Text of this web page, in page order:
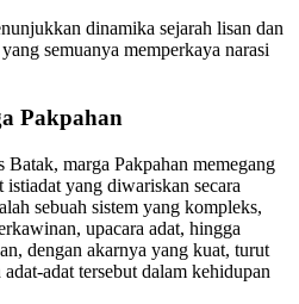
dinamika sejarah lisan dan
semuanya memperkaya narasi
Pakpahan
Batak, marga Pakpahan memegang
yang diwariskan secara
sebuah sistem yang kompleks,
upacara adat, hingga
dengan akarnya yang kuat, turut
adat tersebut dalam kehidupan